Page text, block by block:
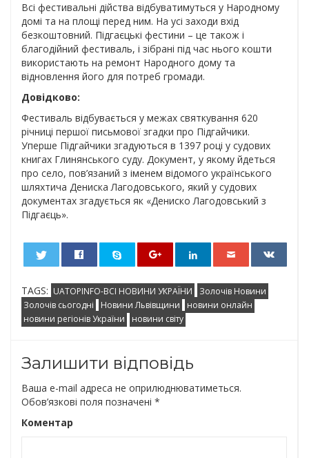
Всі фестивальні дійства відбуватимуться у Народному
домі та на площі перед ним. На усі заходи вхід
безкоштовний. Підгаєцькі фестини – це також і
благодійний фестиваль, і зібрані під час нього кошти
використають на ремонт Народного дому та
відновлення його для потреб громади.
Довідково:
Фестиваль відбувається у межах святкування 620
річниці першої письмової згадки про Підгайчики.
Уперше Підгайчики згадуються в 1397 році у судових
книгах Глинянського суду. Документ, у якому йдеться
про село, пов’язаний з іменем відомого українського
шляхтича Дениска Лагодовського, який у судових
документах згадується як «Дениско Лагодовський з
Підгаєць».
TAGS: UATOPINFO-ВСІ НОВИНИ УКРАЇНИ
Золочів Новини
Золочів сьогодні
Новини Львівщини
новини онлайн
новини регіонів України
новини світу
Залишити відповідь
Ваша e-mail адреса не оприлюднюватиметься.
Обов’язкові поля позначені *
Коментар